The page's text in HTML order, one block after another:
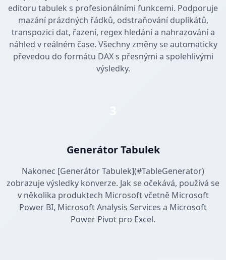
editoru tabulek s profesionálními funkcemi. Podporuje
mazání prázdných řádků, odstraňování duplikátů,
transpozici dat, řazení, regex hledání a nahrazování a
náhled v reálném čase. Všechny změny se automaticky
převedou do formátu DAX s přesnými a spolehlivými
výsledky.
Generátor Tabulek
Nakonec [Generátor Tabulek](#TableGenerator)
zobrazuje výsledky konverze. Jak se očekává, používá se
v několika produktech Microsoft včetně Microsoft
Power BI, Microsoft Analysis Services a Microsoft
Power Pivot pro Excel.